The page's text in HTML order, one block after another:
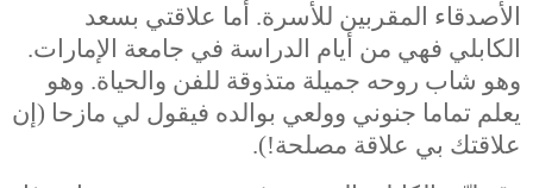
الأصدقاء المقربين للأسرة. أما علاقتي بسعد
الكابلي فهي من أيام الدراسة في جامعة الإمارات.
وهو شاب روحه جميلة متذوقة للفن والحياة. وهو
يعلم تماما جنوني وولعي بوالده فيقول لي مازحا (إن
علاقتك بي علاقة مصلحة!).